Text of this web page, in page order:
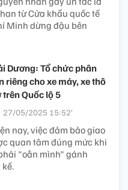
từ Cửa khẩu quốc tế
Minh dừng đậu bên
Dương: Tổ chức phân
riêng cho xe máy, xe thô
trên Quốc lộ 5
27/05/2025 15:52’
nay, việc đảm bảo giao
quan tâm đúng mức khi
"oằn mình" gánh